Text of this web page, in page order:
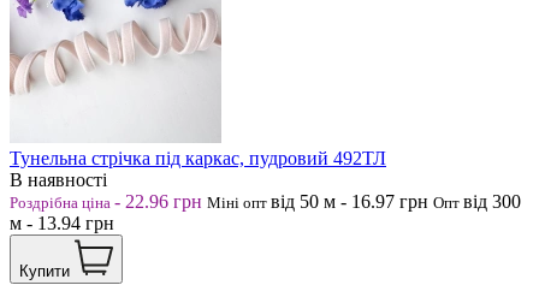
Тунельна стрічка під каркас, пудровий 492ТЛ
В наявності
Роздрібна ціна - 22.96 грн Міні опт від 50 м - 16.97 грн Опт від 300
м - 13.94 грн
Купити